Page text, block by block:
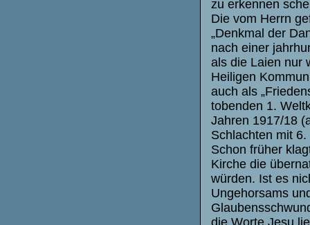
zu erkennen
Die vom Herrn
„Denkmal der
nach einer
als die Laien nur
Heiligen
auch als
tobenden 1.
Jahren 1917/18
Schlachten mit
Schon früher
Kirche die
würden. Ist es
Ungehorsams
die Worte Jesu